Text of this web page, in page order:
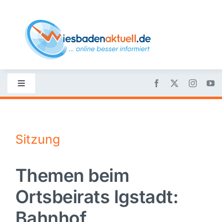
content
Toggle
Navigation
Nachrichten
Politik
Wirtschaft
Sitzung
Themen beim
Ortsbeirats Igstadt: